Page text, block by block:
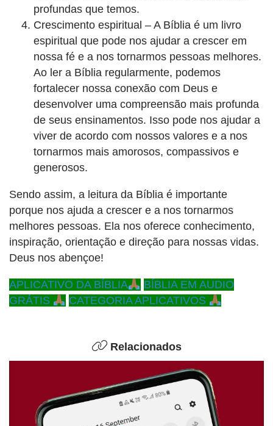
profundas que temos.
Crescimento espiritual – A Bíblia é um livro
espiritual que pode nos ajudar a crescer em
nossa fé e a nos tornarmos pessoas melhores.
Ao ler a Bíblia regularmente, podemos
fortalecer nossa conexão com Deus e
desenvolver uma compreensão mais profunda
de seus ensinamentos. Isso pode nos ajudar a
viver de acordo com nossos valores e a nos
tornarmos mais amorosos, compassivos e
generosos.
Sendo assim, a leitura da Bíblia é importante
porque nos ajuda a crescer e a nos tornarmos
melhores pessoas. Ela nos oferece conhecimento,
inspiração, orientação e direção para nossas vidas.
Deus nos abençoe!
APLICATIVO DA BÍBLIA
BÍBLIA EM AUDIO
GRÁTIS
CATEGORIA APLICATIVOS
Relacionados